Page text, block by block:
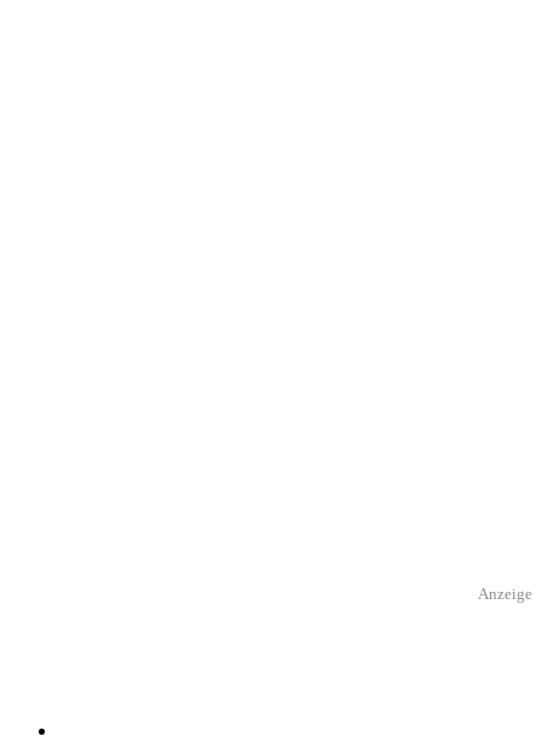
Anzeige